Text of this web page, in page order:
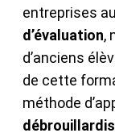
entreprises
d’évaluation,
d’anciens
de cette
méthode